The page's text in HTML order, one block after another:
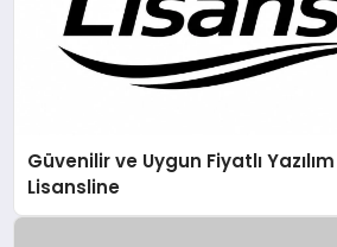
Güvenilir ve Uygun Fiyatlı
Lisansline